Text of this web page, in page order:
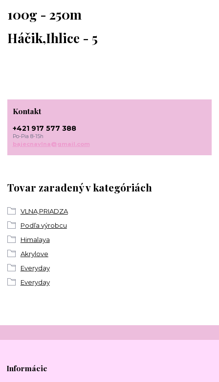
100g - 250m
Háčik,Ihlice - 5
Tovar zaradený v kategóriách
VLNA,PRIADZA
Podľa výrobcu
Himalaya
Akrylove
Everyday
Everyday
Kontakt
+421 917 577 388
Po-Pia 8-15h
bajecnavlna@gmail.com
Informácie